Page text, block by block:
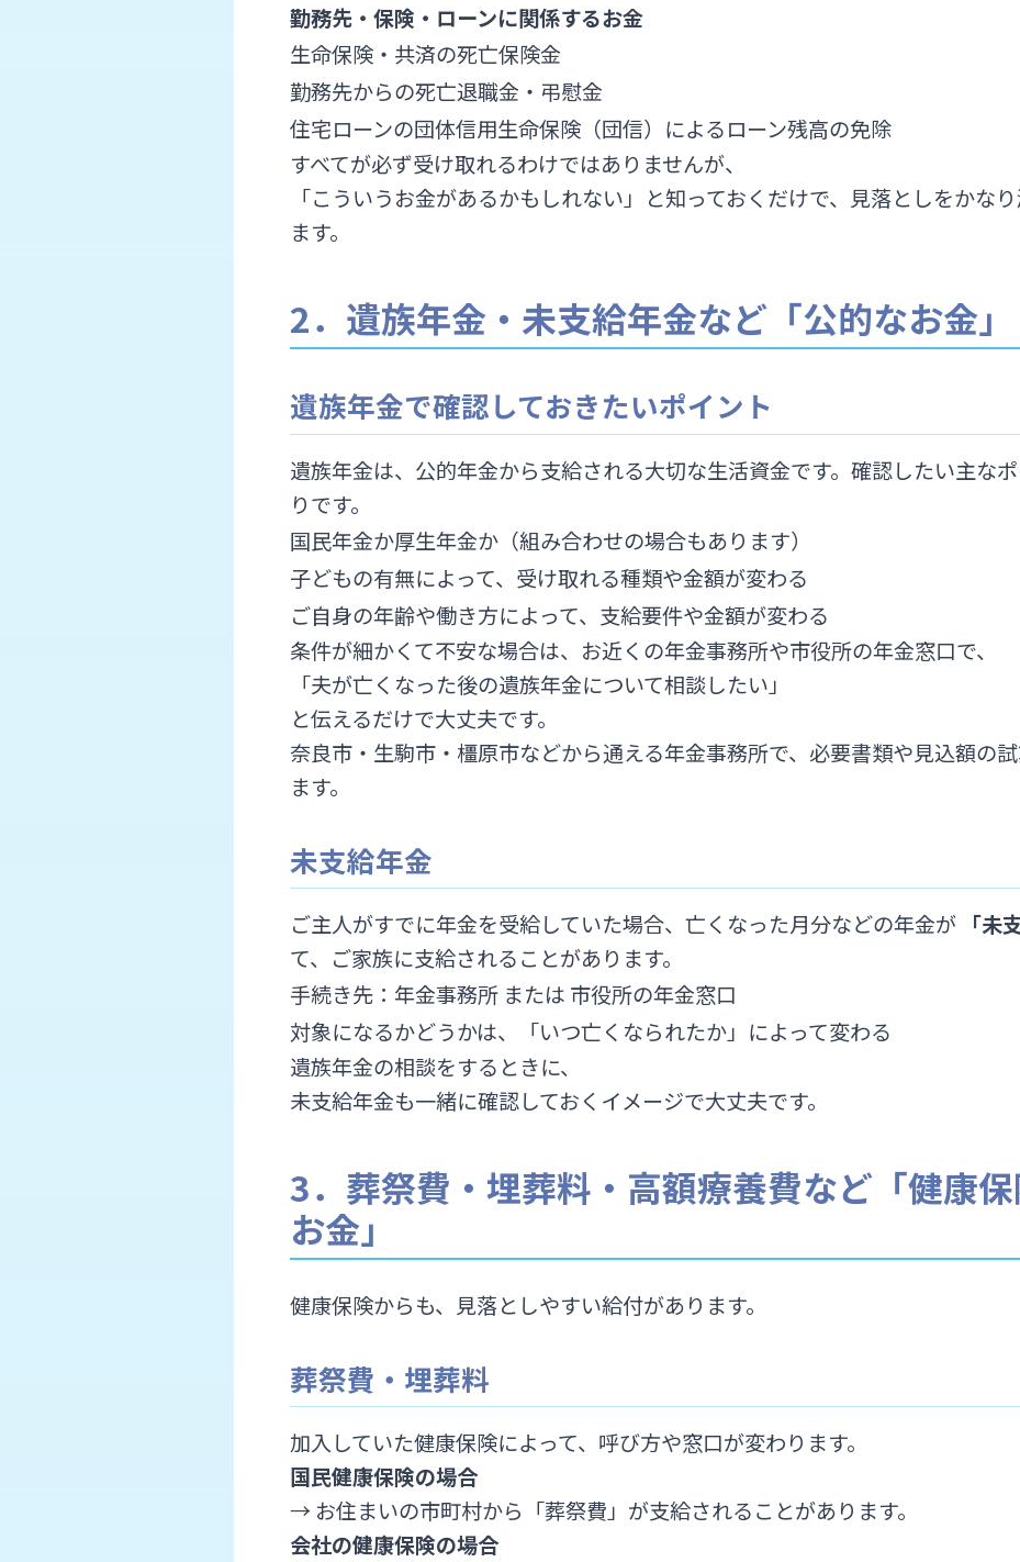
勤務先・保険・ローンに関係するお金
生命保険・共済の死亡保険金
勤務先からの死亡退職金・弔慰金
住宅ローンの団体信用生命保険（団信）によるローン残高の免除
すべてが必ず受け取れるわけではありませんが、
「こういうお金があるかもしれない」と知っておくだけで、見落としをかな
ます。
2．遺族年金・未支給年金など「公的なお金」
遺族年金で確認しておきたいポイント
遺族年金は、公的年金から支給される大切な生活資金です。確認したい主な
りです。
国民年金か厚生年金か（組み合わせの場合もあります）
子どもの有無によって、受け取れる種類や金額が変わる
ご自身の年齢や働き方によって、支給要件や金額が変わる
条件が細かくて不安な場合は、お近くの年金事務所や市役所の年金窓口で、
「夫が亡くなった後の遺族年金について相談したい」
と伝えるだけで大丈夫です。
奈良市・生駒市・橿原市などから通える年金事務所で、必要書類や見込額の
ます。
未支給年金
ご主人がすでに年金を受給していた場合、亡くなった月分などの年金が 「未
て、ご家族に支給されることがあります。
手続き先：年金事務所 または 市役所の年金窓口
対象になるかどうかは、「いつ亡くなられたか」によって変わる
遺族年金の相談をするときに、
未支給年金も一緒に確認しておくイメージで大丈夫です。
3．葬祭費・埋葬料・高額療養費など「健康
お金」
健康保険からも、見落としやすい給付があります。
葬祭費・埋葬料
加入していた健康保険によって、呼び方や窓口が変わります。
国民健康保険の場合
→ お住まいの市町村から「葬祭費」が支給されることがあります。
会社の健康保険の場合